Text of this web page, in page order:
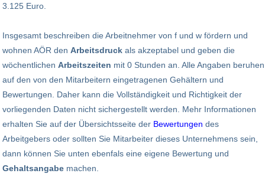
3.125 Euro.
Insgesamt beschreiben die Arbeitnehmer von f und w fördern und
wohnen AÖR den Arbeitsdruck als akzeptabel und geben die
wöchentlichen Arbeitszeiten mit 0 Stunden an. Alle Angaben beruhen
auf den von den Mitarbeitern eingetragenen Gehältern und
Bewertungen. Daher kann die Vollständigkeit und Richtigkeit der
vorliegenden Daten nicht sichergestellt werden. Mehr Informationen
erhalten Sie auf der Übersichtsseite der Bewertungen des
Arbeitgebers oder sollten Sie Mitarbeiter dieses Unternehmens sein,
dann können Sie unten ebenfals eine eigene Bewertung und
Gehaltsangabe machen.